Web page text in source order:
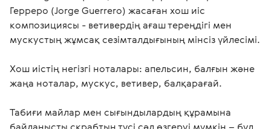
Герреро (Jorge Guerrero) жасаған хош иіс
композициясы - ветивердің ағаш тереңдігі мен
мускустың жұмсақ сезімталдығының мінсіз үйлесімі.
Хош иістің негізгі ноталары: апельсин, балғын және
жаңа ноталар, мускус, ветивер, балқарағай.
Табиғи майлар мен сығындылардың құрамына